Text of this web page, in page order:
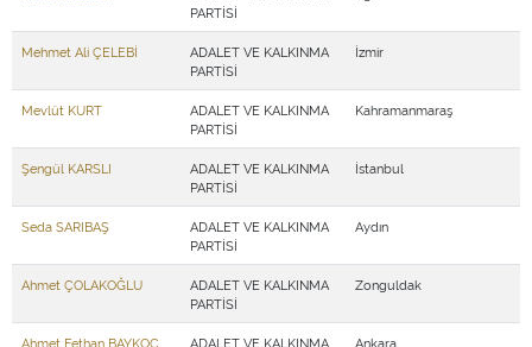
PARTİSİ
Mehmet Ali ÇELEBİ
ADALET VE KALKINMA
PARTİSİ
İzmir
Mevlüt KURT
ADALET VE KALKINMA
PARTİSİ
Kahramanmaraş
Şengül KARSLI
ADALET VE KALKINMA
PARTİSİ
İstanbul
Seda SARIBAŞ
ADALET VE KALKINMA
PARTİSİ
Aydın
Ahmet ÇOLAKOĞLU
ADALET VE KALKINMA
PARTİSİ
Zonguldak
Ahmet Fethan BAYKOÇ
ADALET VE KALKINMA
Ankara